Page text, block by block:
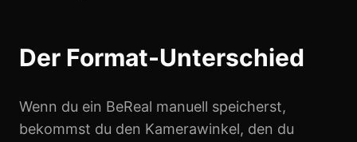
Der Format-Unterschied
Wenn du ein BeReal manuell speicherst,
bekommst du den Kamerawinkel, den du